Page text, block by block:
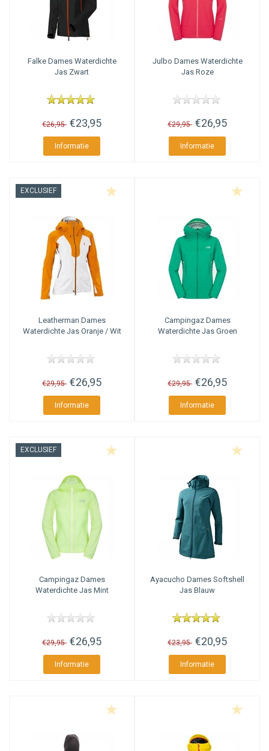
FalkeDames Waterdichte
Jas Zwart
€26,95 €23,95
Informatie
Julbo Dames Waterdichte
Jas Roze
€29,95 €26,95
Informatie
EXCLUSIEF
Leatherman Dames
Waterdichte Jas Oranje / Wit
€29,95 €26,95
Informatie
CampingazDames
Waterdichte Jas Groen
€29,95 €26,95
Informatie
EXCLUSIEF
CampingazDames
Waterdichte Jas Mint
€29,95 €26,95
Informatie
Ayacucho Dames Softshell
Jas Blauw
€23,95 €20,95
Informatie